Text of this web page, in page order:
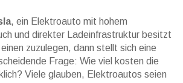
, ein Elektroauto mit hohem
und direkter Ladeinfrastruktur besitzt
zuzulegen, dann stellt sich eine
Frage: Wie viel kosten die
Viele glauben, Elektroautos seien